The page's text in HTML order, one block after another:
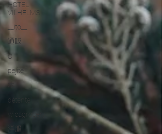
HOTEL
VILHELMS
__ito__
通販
O
pejite
木
détente
wicagrocery
洋服